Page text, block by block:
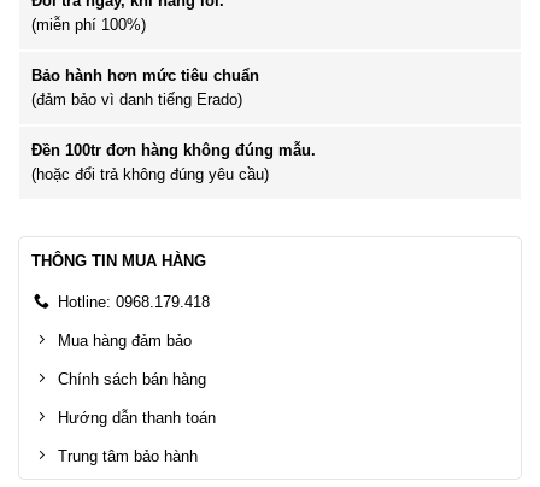
(miễn phí 100%)
Bảo hành hơn mức tiêu chuẩn
(đảm bảo vì danh tiếng Erado)
Đền 100tr đơn hàng không đúng mẫu.
(hoặc đổi trả không đúng yêu cầu)
THÔNG TIN MUA HÀNG
Hotline: 0968.179.418
Mua hàng đảm bảo
Chính sách bán hàng
Hướng dẫn thanh toán
Trung tâm bảo hành